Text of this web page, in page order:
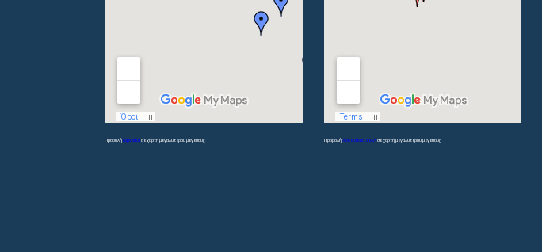
ΠροβολήΓυμνάσιασε χάρτη μεγαλύτερου μεγέθους ΠροβολήΛύκεια και ΕΠΑΛσε χάρτη μεγαλύτερου μεγέθους